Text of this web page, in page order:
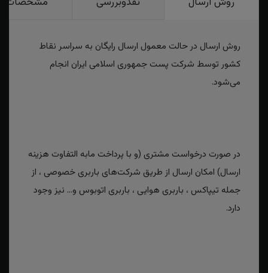
روش ارسال در حالت معمول ارسال رایگان به سراسر نقاط
کشور توسط شرکت پست جمهوری اسلامی ایران انجام
می‌شود.
در صورت درخواست مشتری (و با پرداخت مابه التفاوت هزینه
ارسال) امکان ارسال از طریق شرکت‌های باربری خصوصی ، از
جمله تیپاکس ، باربری هوایی ، باربری اتوبوس و... نیز وجود
دارد.